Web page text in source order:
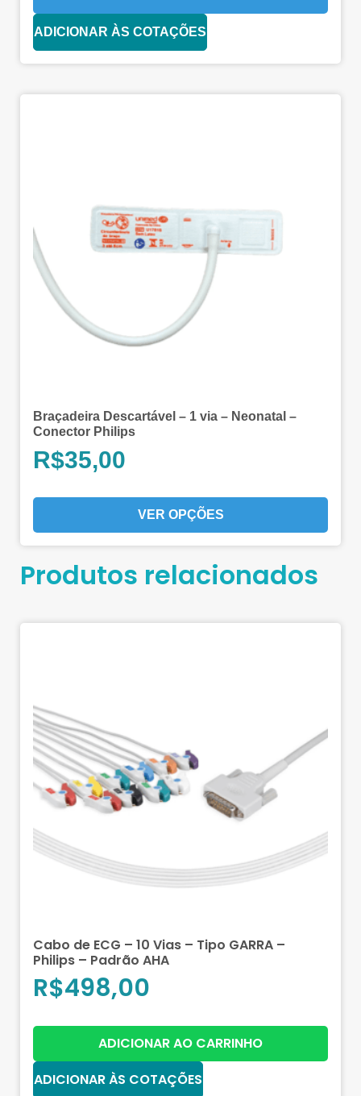
ADICIONAR ÀS COTAÇÕES
Braçadeira Descartável – 1 via – Neonatal –
Conector Philips
R$35,00
VER OPÇÕES
Produtos relacionados
Cabo de ECG – 10 Vias – Tipo GARRA –
Philips – Padrão AHA
R$498,00
ADICIONAR AO CARRINHO
ADICIONAR ÀS COTAÇÕES